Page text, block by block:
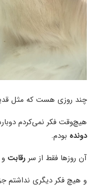
چند روزی هست که مثل
هیچ‌وقت فکر نمی‌کردم
دونده بودم.
آن روزها فقط از سر رقابت
و هیچ فکر دیگری نداشتم